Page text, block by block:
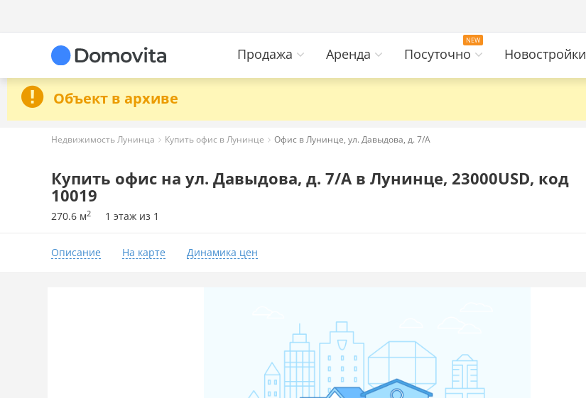
Продажа Аренда Посуточно Новостройки
Объект в архиве
Недвижимость Лунинца Купить офис в Лунинце Офис в Лунинце, ул. Давыдова, д. 7/А
Купить офис на ул. Давыдова, д. 7/А в Лунинце, 23000USD, код
10019
270.6 м2 1 этаж из 1
Описание На карте Динамика цен